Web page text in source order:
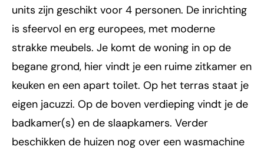
units zijn geschikt voor 4 personen. De inrichting
is sfeervol en erg europees, met moderne
strakke meubels. Je komt de woning in op de
begane grond, hier vindt je een ruime zitkamer en
keuken en een apart toilet. Op het terras staat je
eigen jacuzzi. Op de boven verdieping vindt je de
badkamer(s) en de slaapkamers. Verder
beschikken de huizen nog over een wasmachine